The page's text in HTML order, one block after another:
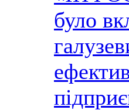
було